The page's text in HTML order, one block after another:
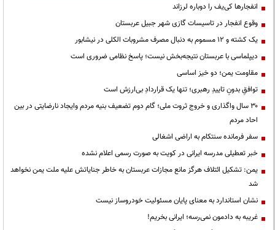
انفجارها کی‌یف را دوباره لرزاند
وقوع انفجار در تاسیسات گازی شهر جبیل عربستان
یک کشته و ۱۲ مسموم به دنبال مصرف مشروبات الکلی در نیشابور
دیپلماسی با عربستان نتیجه‌بخش نیست؛ پاسخ نظامی ضروری است
مقاومت یمن؛ دو خیز اساسی
توافقِ بدونِ تاییدِ رهبری؛ تنها یک قراردادِ بی‌ارزش است
۳۰ سال واگذاری و خروج ثروت ملی؛ گام دوم تضعیف بنیه مردم وایجاد نارضایتی در بین
احاد مردم
سفر فرمانده سنتکام به اراضی اشغالی
خبر تعطیلی مدرسه ایرانی در کویت به صورت رسمی اعلام نشده
یمن: تشکیل ائتلاف هرگز مانع مجازات عربستان به خاطر جنایاتش علیه ملت یمن نخواهد
شد
نشان استاندارد به معنای پایان مسئولیت خودروساز نیست
غریبه به دادمون نمی‌رسه؛ ایرانی بخریم!